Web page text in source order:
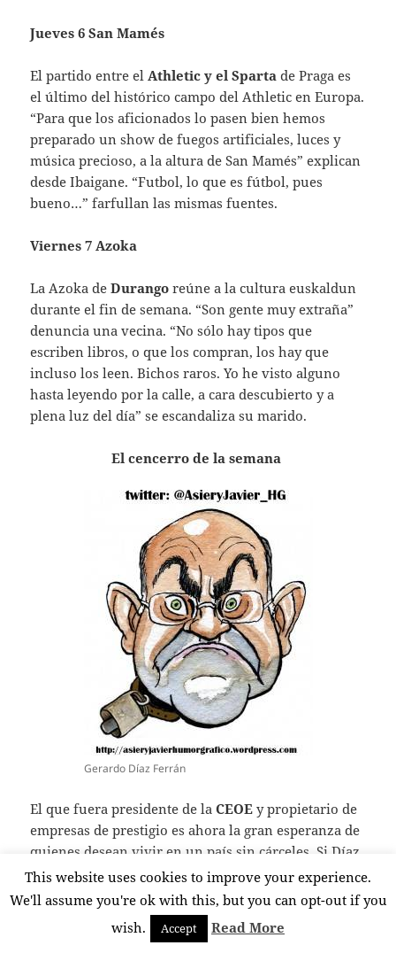
Jueves 6 San Mamés
El partido entre el Athletic y el Sparta de Praga es
el último del histórico campo del Athletic en Europa.
“Para que los aficionados lo pasen bien hemos
preparado un show de fuegos artificiales, luces y
música precioso, a la altura de San Mamés” explican
desde Ibaigane. “Futbol, lo que es fútbol, pues
bueno…” farfullan las mismas fuentes.
Viernes 7 Azoka
La Azoka de Durango reúne a la cultura euskaldun
durante el fin de semana. “Son gente muy extraña”
denuncia una vecina. “No sólo hay tipos que
escriben libros, o que los compran, los hay que
incluso los leen. Bichos raros. Yo he visto alguno
hasta leyendo por la calle, a cara descubierto y a
plena luz del día” se escandaliza su marido.
El cencerro de la semana
Gerardo Díaz Ferrán
El que fuera presidente de la CEOE y propietario de
empresas de prestigio es ahora la gran esperanza de
quienes desean vivir en un país sin cárceles. Si Díaz
Ferrán está dentro de unaprisiónfalta poco para
que se haga con el control de la misma. Y para que
luego quiebre Instituciones Penitenciarias por
impago, desviación de fondos, cuentas falsas,
This website uses cookies to improve your experience.
We'll assume you're ok with this, but you can opt-out if you
wish.
Accept Read More